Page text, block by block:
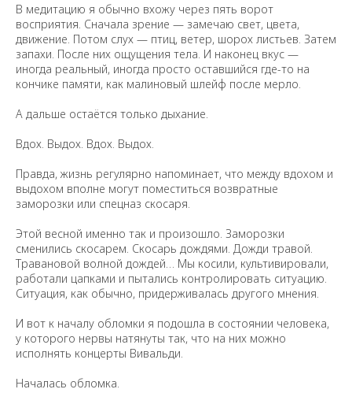
В медитацию я обычно вхожу через пять ворот
восприятия. Сначала зрение — замечаю свет, цвета,
движение. Потом слух — птиц, ветер, шорох листьев. Затем
запахи. После них ощущения тела. И наконец вкус —
иногда реальный, иногда просто оставшийся где-то на
кончике памяти, как малиновый шлейф после мерло.
А дальше остаётся только дыхание.
Вдох. Выдох. Вдох. Выдох.
Правда, жизнь регулярно напоминает, что между вдохом и
выдохом вполне могут поместиться возвратные
заморозки или спецназ скосаря.
Этой весной именно так и произошло. Заморозки
сменились скосарем. Скосарь дождями. Дожди травой.
Травановой волной дождей… Мы косили, культивировали,
работали цапками и пытались контролировать ситуацию.
Ситуация, как обычно, придерживалась другого мнения.
И вот к началу обломки я подошла в состоянии человека,
у которого нервы натянуты так, что на них можно
исполнять концерты Вивальди.
Началась обломка.